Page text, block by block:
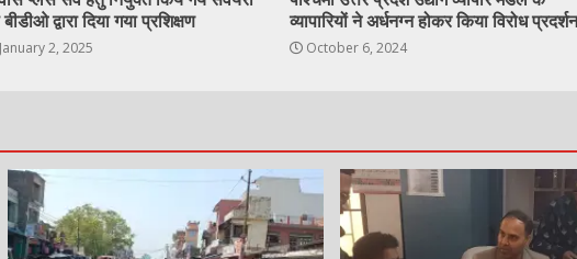
द्वारा दिया गया प्रशिक्षण
January 2, 2025
व्यापारियों ने अर्धनग्न होकर किया विरोध प्रदर्शन
October 6, 2024